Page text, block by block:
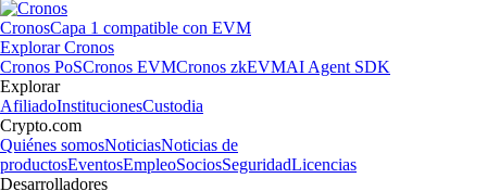
CronosCapa 1 compatible con EVM
Explorar Cronos
Cronos PoSCronos EVMCronos zkEVMAI Agent SDK
Explorar
AfiliadoInstitucionesCustodia
Crypto.com
Quiénes somosNoticiasNoticias de
productosEventosEmpleoSociosSeguridadLicencias
Desarrolladores